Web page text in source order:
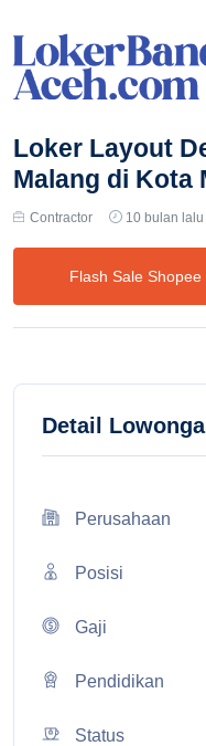
Loker Layout
Malang di Kota
Contractor 10 bulan lalu
Flash Sale Shopee
Detail
Perusahaan
Posisi
Gaji
Pendidikan
Status